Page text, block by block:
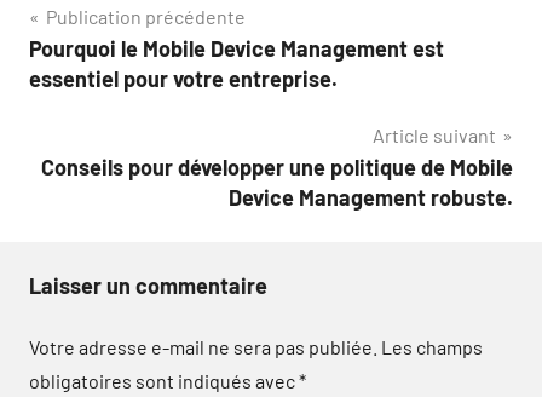
Navigation
de
Publication précédente
Pourquoi le Mobile Device Management est
essentiel pour votre entreprise.
Article suivant
Conseils pour développer une politique de Mobile
Device Management robuste.
Laisser un commentaire
Votre adresse e-mail ne sera pas publiée. Les champs
obligatoires sont indiqués avec*